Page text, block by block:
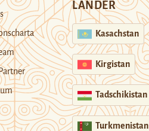
LÄNDER
Kasachstan
Kirgistan
Tadschikistan
Turkmenistan